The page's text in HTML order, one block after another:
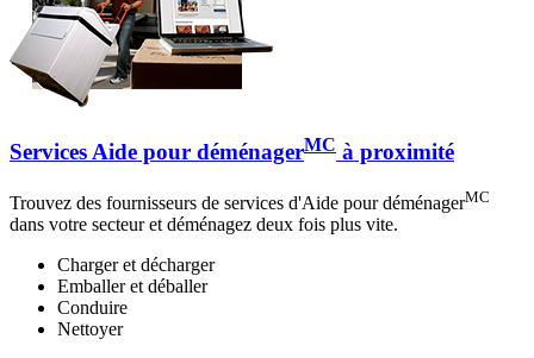
Services Aide pour déménagerMC à proximité
Trouvez des fournisseurs de services d'Aide pour déménagerMC
dans votre secteur et déménagez deux fois plus vite.
Charger et décharger
Emballer et déballer
Conduire
Nettoyer